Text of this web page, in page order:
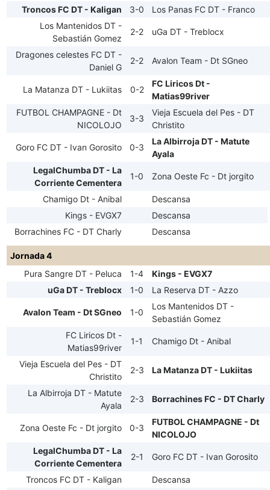
Troncos FC DT - Kaligan
3-0
Los Panas FC DT - Franco
Los Mantenidos DT -
Sebastián Gomez
2-2 uGa DT - Treblocx
Dragones celestes FC DT -
Daniel G
2-2 Avalon Team - Dt SGneo
La Matanza DT - Lukiitas 0-2
FC Liricos Dt -
Matias99river
FUTBOL CHAMPAGNE - Dt
NICOLOJO
3-3
Vieja Escuela del Pes - DT
Christito
Goro FC DT - Ivan Gorosito 0-3
La Albirroja DT - Matute
Ayala
LegalChumba DT - La
Corriente Cementera
1-0 Zona Oeste Fc - Dt jorgito
Chamigo Dt - Anibal
Descansa
Kings - EVGX7
Descansa
Borrachines FC - DT Charly
Descansa
Jornada 4
Pura Sangre DT - Peluca
1-4
Kings - EVGX7
uGa DT - Treblocx
1-0 La Reserva DT - Azzo
Avalon Team - Dt SGneo 1-0
Los Mantenidos DT -
Sebastián Gomez
FC Liricos Dt -
Matias99river
1-1 Chamigo Dt - Anibal
Vieja Escuela del Pes - DT
Christito
2-3 La Matanza DT - Lukiitas
La Albirroja DT - Matute
Ayala
2-3 Borrachines FC - DT Charly
Zona Oeste Fc - Dt jorgito 0-3
FUTBOL CHAMPAGNE - Dt
NICOLOJO
LegalChumba DT - La
Corriente Cementera
2-1 Goro FC DT - Ivan Gorosito
Troncos FC DT - Kaligan
Descansa